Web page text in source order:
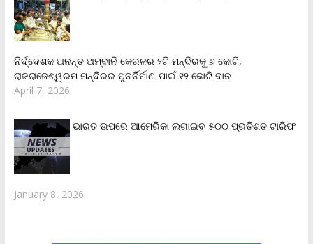
ନିର୍ଦ୍ଦେଶକ ଅନନ୍ତ ଅମ୍ବାନି କେରଳର ୨ଟି ମନ୍ଦିରକୁ ୬ କୋଟି,
ରାଜରାଜେଶ୍ୱରମ ମନ୍ଦିରର ପୁନର୍ନିର୍ମାଣ ପାଇଁ ୧୨ କୋଟି ଦାନ
April 7, 2026
ଭାରତ ଉପରେ ଆମେରିକା ଲଗାଇବ ୫୦୦ ପ୍ରତିଶତ ଟାରିଫ
January 8, 2026